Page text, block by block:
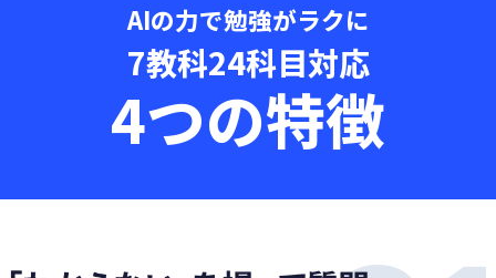
AIの力で勉強がラクに
7教科24科目対応
4つの特徴